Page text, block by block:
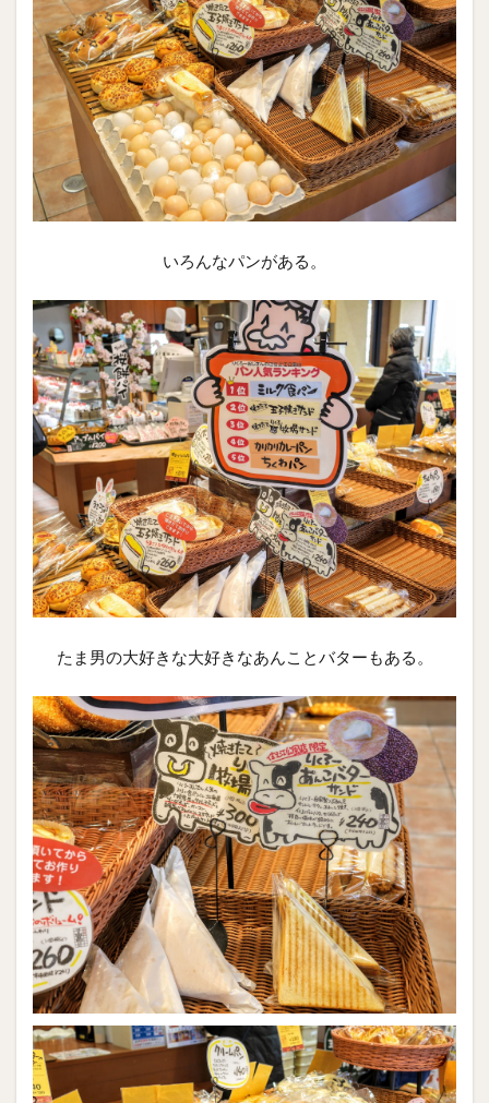
いろんなパンがある。
たま男の大好きな大好きなあんことバターもある。